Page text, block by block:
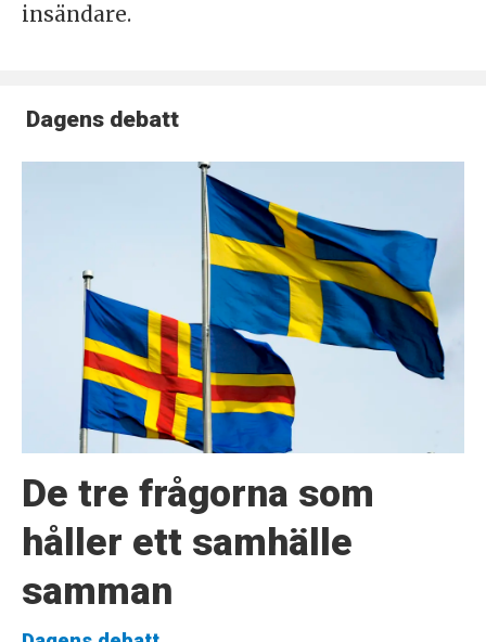
insändare.
Dagens debatt
De tre frågorna som
håller ett samhälle
samman